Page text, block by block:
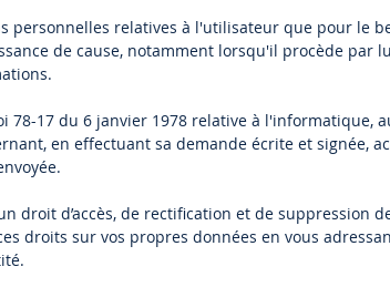
personnelles relatives à l'utilisateur que pour le
de cause, notamment lorsqu'il procède par
17 du 6 janvier 1978 relative à
en effectuant sa demande écrite et
droit d’accès, de rectification et de suppression
droits sur vos propres données en vous